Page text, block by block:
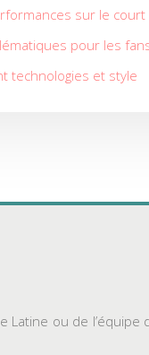
sur le court
pour les
technologies et style
ou de l’équipe